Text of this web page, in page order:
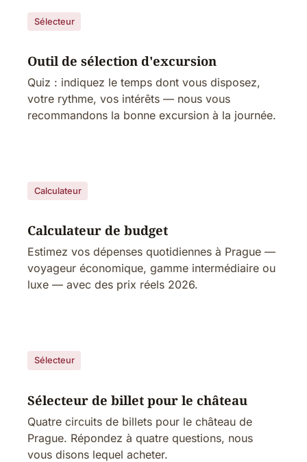
Sélecteur
Outil de sélection d'excursion
Quiz : indiquez le temps dont vous disposez,
votre rythme, vos intérêts — nous vous
recommandons la bonne excursion à la journée.
Calculateur
Calculateur de budget
Estimez vos dépenses quotidiennes à Prague —
voyageur économique, gamme intermédiaire ou
luxe — avec des prix réels 2026.
Sélecteur
Sélecteur de billet pour le château
Quatre circuits de billets pour le château de
Prague. Répondez à quatre questions, nous
vous disons lequel acheter.